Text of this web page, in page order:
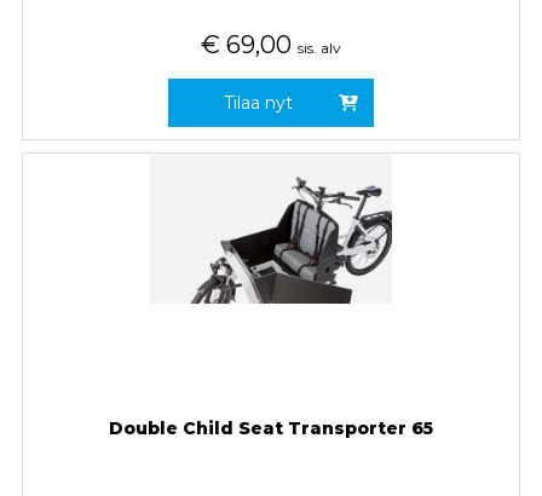
€ 69,00 sis. alv
Tilaa nyt
Double Child Seat Transporter 65